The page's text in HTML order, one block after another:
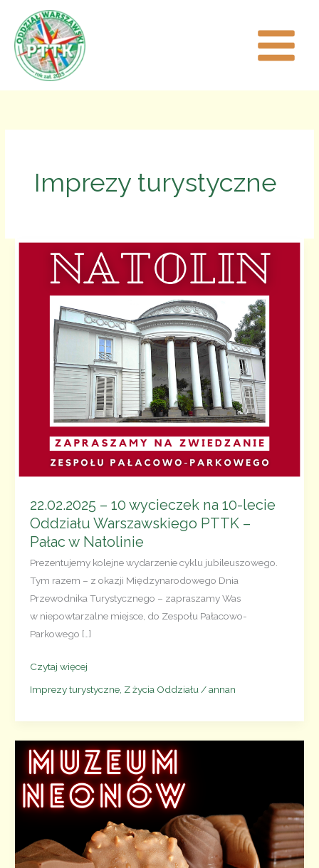
treści
Imprezy turystyczne
22.02.2025 – 10 wycieczek na 10-lecie
Oddziału Warszawskiego PTTK –
Pałac w Natolinie
Prezentujemy kolejne wydarzenie cyklu jubileuszowego.
Tym razem – z okazji Międzynarodowego Dnia
Przewodnika Turystycznego – zapraszamy Was
w niepowtarzalne miejsce, do Zespołu Pałacowo-
Parkowego […]
22.02.2025
wycieczek
lecie
Oddziału
Warszawskiego
PTTK
Pałac
w Natolinie
Czytaj więcej
Imprezy turystyczne, Z życia Oddziału/annan